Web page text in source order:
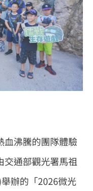
血沸騰的團隊體驗
通部觀光署馬祖
辦的「2026微光